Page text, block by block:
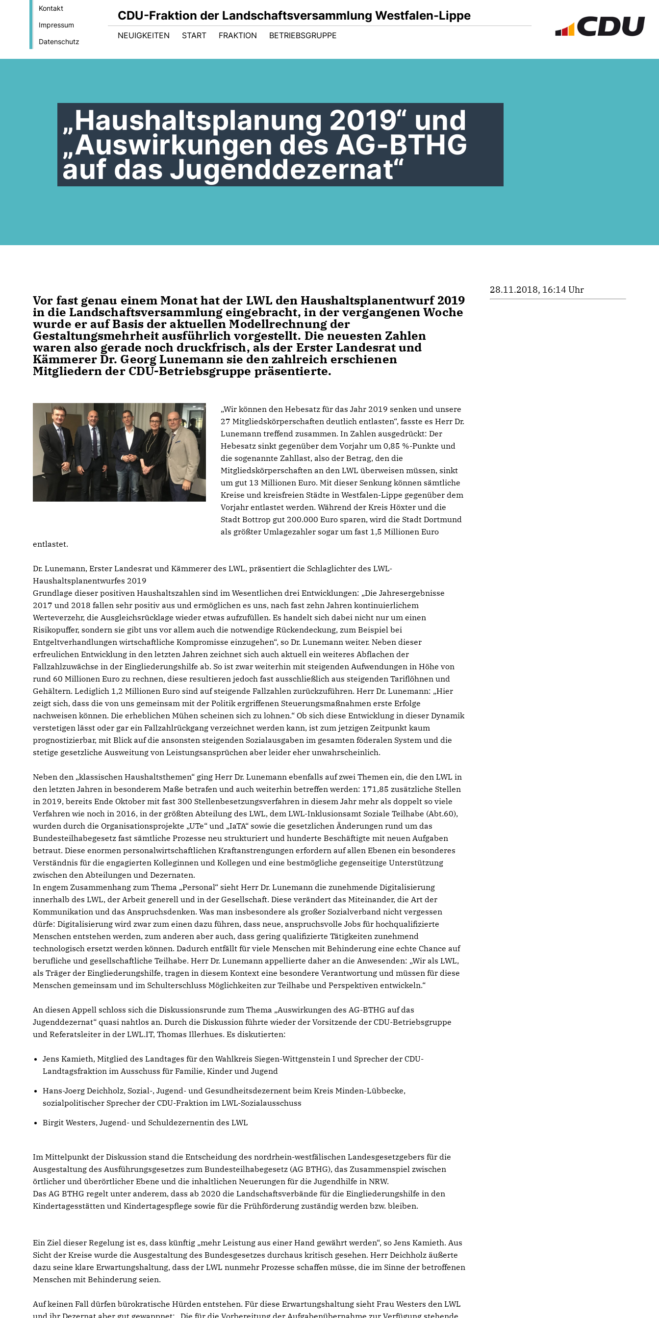
Kontakt
Impressum
Datenschutz
CDU-Fraktion der Landschaftsversammlung Westfalen-Lippe
NEUIGKEITEN START FRAKTION BETRIEBSGRUPPE
Haushaltsplanung 2019“ und
Auswirkungen des AG-BTHG
auf das Jugenddezernat“
Vor fast genau einem Monat hat der LWL den Haushaltsplanentwurf 2019
in die Landschaftsversammlung eingebracht, in der vergangenen Woche
wurde er auf Basis der aktuellen Modellrechnung der
Gestaltungsmehrheit ausführlich vorgestellt. Die neuesten Zahlen
waren also gerade noch druckfrisch, als der Erster Landesrat und
Kämmerer Dr. Georg Lunemann sie den zahlreich erschienen
Mitgliedern der CDU-Betriebsgruppe präsentierte.
Wir können den Hebesatz für das Jahr 2019 senken und unsere
27 Mitgliedskörperschaften deutlich entlasten“, fasste es Herr Dr.
Lunemann treffend zusammen. In Zahlen ausgedrückt: Der
Hebesatz sinkt gegenüber dem Vorjahr um 0,85 %-Punkte und
die sogenannte Zahllast, also der Betrag, den die
Mitgliedskörperschaften an den LWL überweisen müssen, sinkt
um gut 13 Millionen Euro. Mit dieser Senkung können sämtliche
Kreise und kreisfreien Städte in Westfalen-Lippe gegenüber dem
Vorjahr entlastet werden. Während der Kreis Höxter und die
Stadt Bottrop gut 200.000 Euro sparen, wird die Stadt Dortmund
als größter Umlagezahler sogar um fast 1,5 Millionen Euro
entlastet.
Dr. Lunemann, Erster Landesrat und Kämmerer des LWL, präsentiert die Schlaglichter des LWL-
Haushaltsplanentwurfes 2019
Grundlage dieser positiven Haushaltszahlen sind im Wesentlichen drei Entwicklungen: „Die Jahresergebnisse
2017 und 2018 fallen sehr positiv aus und ermöglichen es uns, nach fast zehn Jahren kontinuierlichem
Werteverzehr, die Ausgleichsrücklage wieder etwas aufzufüllen. Es handelt sich dabei nicht nur um einen
Risikopuffer, sondern sie gibt uns vor allem auch die notwendige Rückendeckung, zum Beispiel bei
Entgeltverhandlungen wirtschaftliche Kompromisse einzugehen“, so Dr. Lunemann weiter. Neben dieser
erfreulichen Entwicklung in den letzten Jahren zeichnet sich auch aktuell ein weiteres Abflachen der
Fallzahlzuwächse in der Eingliederungshilfe ab. So ist zwar weiterhin mit steigenden Aufwendungen in Höhe von
rund 60 Millionen Euro zu rechnen, diese resultieren jedoch fast ausschließlich aus steigenden Tariflöhnen und
Gehältern. Lediglich 1,2 Millionen Euro sind auf steigende Fallzahlen zurückzuführen. Herr Dr. Lunemann: „Hier
zeigt sich, dass die von uns gemeinsam mit der Politik ergriffenen Steuerungsmaßnahmen erste Erfolge
nachweisen können. Die erheblichen Mühen scheinen sich zu lohnen.“ Ob sich diese Entwicklung in dieser Dynamik
verstetigen lässt oder gar ein Fallzahlrückgang verzeichnet werden kann, ist zum jetzigen Zeitpunkt kaum
prognostizierbar, mit Blick auf die ansonsten steigenden Sozialausgaben im gesamten föderalen System und die
stetige gesetzliche Ausweitung von Leistungsansprüchen aber leider eher unwahrscheinlich.
Neben den „klassischen Haushaltsthemen“ ging Herr Dr. Lunemann ebenfalls auf zwei Themen ein, die den LWL in
den letzten Jahren in besonderem Maße betrafen und auch weiterhin betreffen werden: 171,85 zusätzliche Stellen
in 2019, bereits Ende Oktober mit fast 300 Stellenbesetzungsverfahren in diesem Jahr mehr als doppelt so viele
Verfahren wie noch in 2016, in der größten Abteilung des LWL, dem LWL-Inklusionsamt Soziale Teilhabe (Abt.60),
wurden durch die Organisationsprojekte „UTe“ und „IaTA“ sowie die gesetzlichen Änderungen rund um das
Bundesteilhabegesetz fast sämtliche Prozesse neu strukturiert und hunderte Beschäftigte mit neuen Aufgaben
betraut. Diese enormen personalwirtschaftlichen Kraftanstrengungen erfordern auf allen Ebenen ein besonderes
Verständnis für die engagierten Kolleginnen und Kollegen und eine bestmögliche gegenseitige Unterstützung
zwischen den Abteilungen und Dezernaten.
In engem Zusammenhang zum Thema „Personal“ sieht Herr Dr. Lunemann die zunehmende Digitalisierung
innerhalb des LWL, der Arbeit generell und in der Gesellschaft. Diese verändert das Miteinander, die Art der
Kommunikation und das Anspruchsdenken. Was man insbesondere als großer Sozialverband nicht vergessen
dürfe: Digitalisierung wird zwar zum einen dazu führen, dass neue, anspruchsvolle Jobs für hochqualifizierte
Menschen entstehen werden, zum anderen aber auch, dass gering qualifizierte Tätigkeiten zunehmend
technologisch ersetzt werden können. Dadurch entfällt für viele Menschen mit Behinderung eine echte Chance auf
berufliche und gesellschaftliche Teilhabe. Herr Dr. Lunemann appellierte daher an die Anwesenden: „Wir als LWL,
als Träger der Eingliederungshilfe, tragen in diesem Kontext eine besondere Verantwortung und müssen für diese
Menschen gemeinsam und im Schulterschluss Möglichkeiten zur Teilhabe und Perspektiven entwickeln.“
An diesen Appell schloss sich die Diskussionsrunde zum Thema „Auswirkungen des AG-BTHG auf das
Jugenddezernat“ quasi nahtlos an. Durch die Diskussion führte wieder der Vorsitzende der CDU-Betriebsgruppe
und Referatsleiter in der LWL.IT, Thomas Illerhues. Es diskutierten:
Jens Kamieth, Mitglied des Landtages für den Wahlkreis Siegen-Wittgenstein I und Sprecher der CDU-
Landtagsfraktion im Ausschuss für Familie, Kinder und Jugend
Hans-Joerg Deichholz, Sozial-, Jugend- und Gesundheitsdezernent beim Kreis Minden-Lübbecke,
sozialpolitischer Sprecher der CDU-Fraktion im LWL-Sozialausschuss
Birgit Westers, Jugend- und Schuldezernentin des LWL
Im Mittelpunkt der Diskussion stand die Entscheidung des nordrhein-westfälischen Landesgesetzgebers für die
Ausgestaltung des Ausführungsgesetzes zum Bundesteilhabegesetz (AG BTHG), das Zusammenspiel zwischen
örtlicher und überörtlicher Ebene und die inhaltlichen Neuerungen für die Jugendhilfe in NRW.
Das AG BTHG regelt unter anderem, dass ab 2020 die Landschaftsverbände für die Eingliederungshilfe in den
Kindertagesstätten und Kindertagespflege sowie für die Frühförderung zuständig werden bzw. bleiben.
Ein Ziel dieser Regelung ist es, dass künftig „mehr Leistung aus einer Hand gewährt werden“, so Jens Kamieth. Aus
Sicht der Kreise wurde die Ausgestaltung des Bundesgesetzes durchaus kritisch gesehen. Herr Deichholz äußerte
dazu seine klare Erwartungshaltung, dass der LWL nunmehr Prozesse schaffen müsse, die im Sinne der betroffenen
Menschen mit Behinderung seien.
Auf keinen Fall dürfen bürokratische Hürden entstehen. Für diese Erwartungshaltung sieht Frau Westers den LWL
und ihr Dezernat aber gut gewappnet: „Die für die Vorbereitung der Aufgabenübernahme zur Verfügung stehende
28.11.2018, 16:14 Uhr